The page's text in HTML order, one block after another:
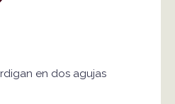
en dos agujas